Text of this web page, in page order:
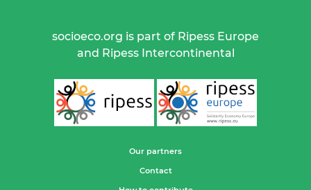
socioeco.org is part of Ripess Europe
and Ripess Intercontinental
Our partners
Contact